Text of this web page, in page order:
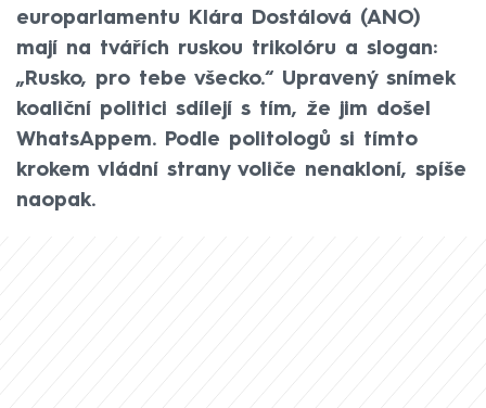
europarlamentu Klára Dostálová (ANO)
mají na tvářích ruskou trikolóru a slogan:
„Rusko, pro tebe všecko.“ Upravený snímek
koaliční politici sdílejí s tím, že jim došel
WhatsAppem. Podle politologů si tímto
krokem vládní strany voliče nenakloní, spíše
naopak.